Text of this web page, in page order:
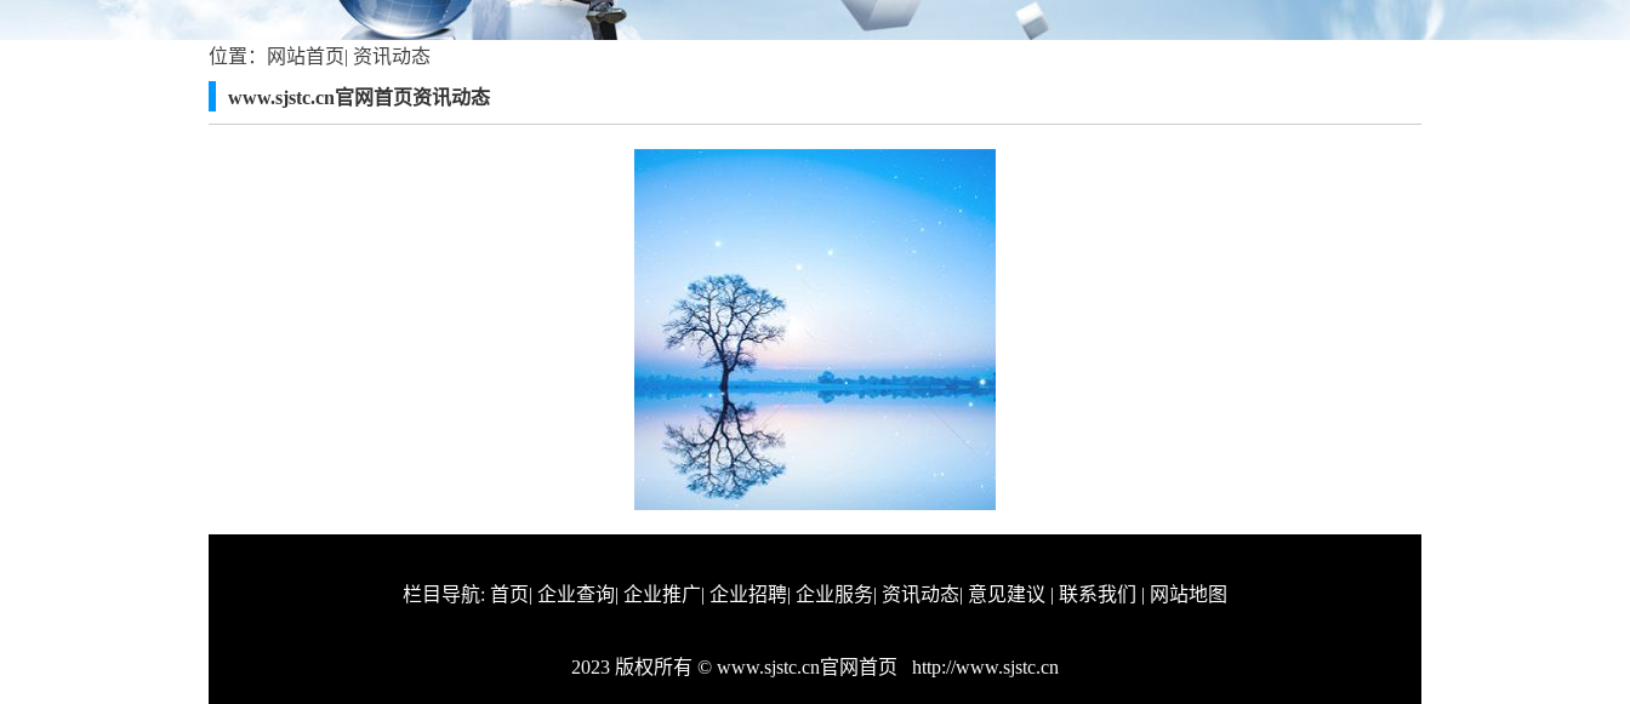
位置： 网站首页| 资讯动态
www.sjstc.cn官网首页资讯动态
栏目导航: 首页| 企业查询| 企业推广| 企业招聘| 企业服务| 资讯动态| 意见建议 | 联系我们 | 网站地图
2023 版权所有 © www.sjstc.cn官网首页 http://www.sjstc.cn